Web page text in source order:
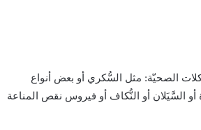
الصحيّة: مثل السُّكري أو بعض أنواع
أو السَّيَلان أو النُّكاف أو فيروس نقص المناعة